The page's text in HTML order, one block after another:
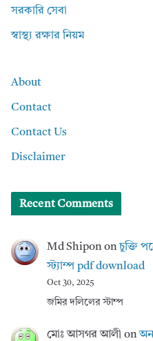
সরকারি সেবা
স্বাস্থ্য রক্ষার নিয়ম
About
Contact
Contact Us
Disclaimer
Recent Comments
Md Shipononচুক্তি
স্ট্যাম্প pdf download
Oct 30, 2025
জমির দলিলের স্টাম্প
মোঃ আসগর আলী on